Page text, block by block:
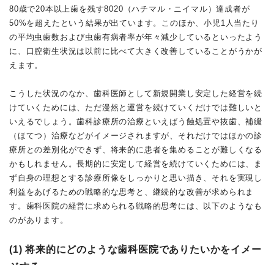
80歳で20本以上歯を残す8020（ハチマル・ニイマル）達成者が
50%を超えたという結果が出ています。このほか、小児1人当たり
の平均虫歯数および虫歯有病者率が年々減少しているといったよう
に、口腔衛生状況は以前に比べて大きく改善していることがうかが
えます。
こうした状況のなか、歯科医師として新規開業し安定した経営を続
けていくためには、ただ漫然と運営を続けていくだけでは難しいと
いえるでしょう。歯科診療所の治療といえばう蝕処置や抜歯、補綴
（ほてつ）治療などがイメージされますが、それだけではほかの診
療所との差別化ができず、将来的に患者を集めることが難しくなる
かもしれません。長期的に安定して経営を続けていくためには、ま
ず自身の理想とする診療所像をしっかりと思い描き、それを実現し
利益をあげるための戦略的な思考と、継続的な改善が求められま
す。歯科医院の経営に求められる戦略的思考には、以下のようなも
のがあります。
(1) 将来的にどのような歯科医院でありたいかをイメー